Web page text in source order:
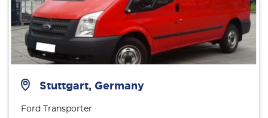
Stuttgart, Germany
Ford Transporter